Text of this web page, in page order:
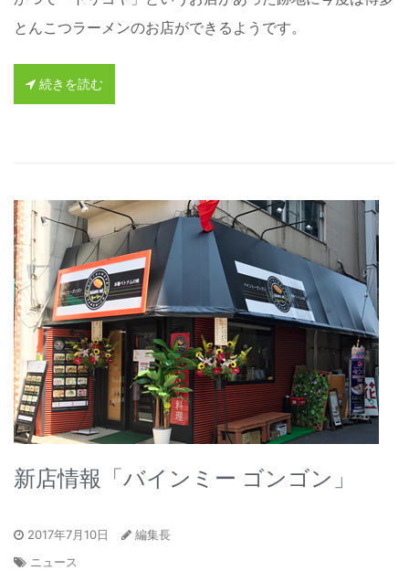
とんこつラーメンのお店ができるようです。
続きを読む
新店情報「バインミー ゴンゴン」
2017年7月10日
編集長
ニュース